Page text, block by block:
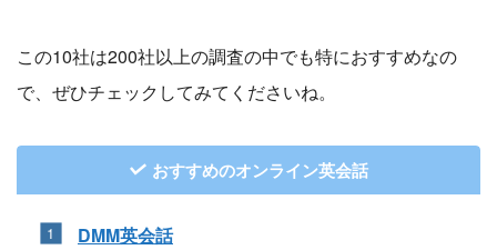
この10社は200社以上の調査の中でも特におすすめなの
で、ぜひチェックしてみてくださいね。
おすすめのオンライン英会話
DMM英会話